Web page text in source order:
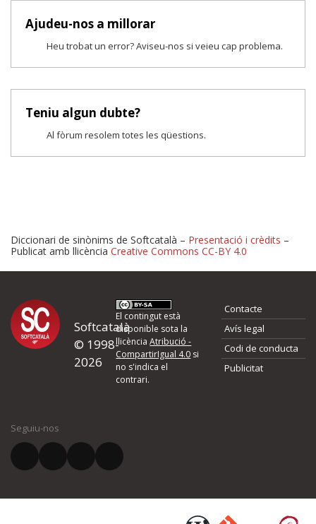
Ajudeu-nos a millorar
Heu trobat un error? Aviseu-nos si veieu cap problema.
Teniu algun dubte?
Al fòrum resolem totes les qüestions.
Proposeu-nos millores o
d'errors
Si heu trobat un error o voleu proposar alguna millora, ompliu els
quina és la millora que proposeu o l'error del qual voleu informar-
El vostre correu electrònic *
Diccionari de sinònims de Softcatalà – Presentació i crèdits –
Publicat amb llicència Creative Commons CC-BY 4.0
Softcatalà
© 1998-
2026
El contingut està
disponible sota la
llicènciaAtribució -
CompartirIgual 4.0 si
no s'indica el
contrari.
Contacte
Avís legal
Codi de conducta
Publicitat
Seguiu-nos